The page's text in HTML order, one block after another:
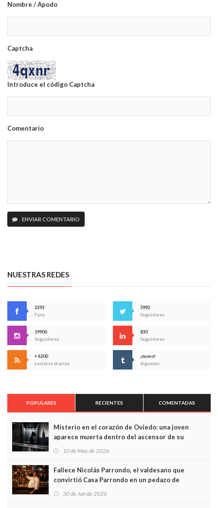
Nombre / Apodo
Captcha
Introduce el código Captcha
Comentario
ENVIAR COMENTARIO
NUESTRAS REDES
2292
Fans
5992
Seguidores
19900
Seguidores
830
Seguidores
+ 6200
Lectores diarios
¡nuevo!
Síguenos
POPULARES RECIENTES COMENTADAS
Misterio en el corazón de Oviedo: una joven
aparece muerta dentro del ascensor de su
edificio y las cámaras captan sus últimos minutos
10 de May de 2026
Fallece Nicolás Parrondo, el valdesano que
convirtió Casa Parrondo en un pedazo de
Asturias en Madrid
30 de Jun de 2026